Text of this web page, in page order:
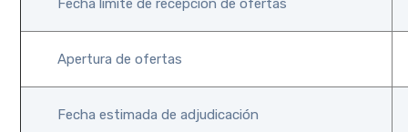
Fecha límite de recepción de ofertas
Apertura de ofertas
Fecha estimada de adjudicación